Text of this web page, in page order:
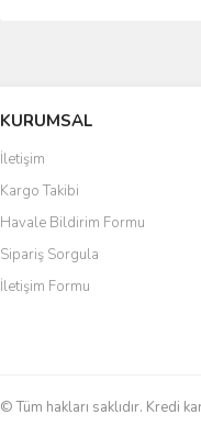
KURUMSAL
İletişim
Kargo Takibi
Havale Bildirim Formu
Sipariş Sorgula
İletişim Formu
© Tüm hakları saklıdır. Kredi